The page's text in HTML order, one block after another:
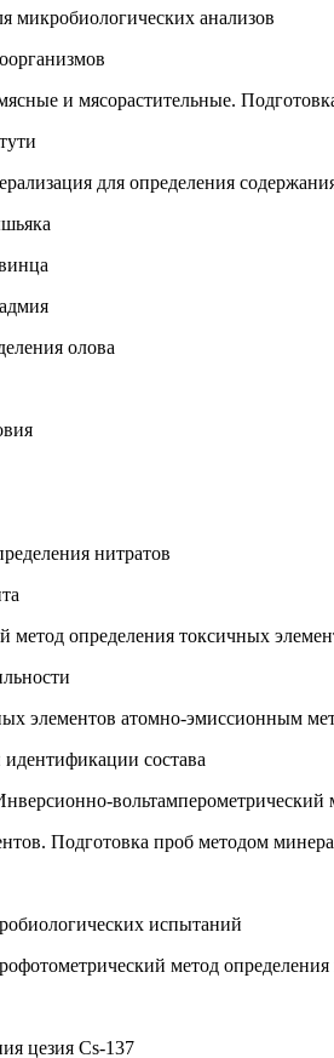
анализов
и мясорастительные.
для определения
олова
нитратов
определения токсичных
элементов атомно-эмиссионным
состава
вольтамперометрический
Подготовка проб методом
испытаний
метод
цезия Cs-137